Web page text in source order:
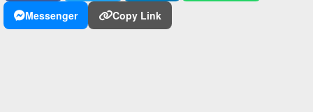
Messenger
Copy Link